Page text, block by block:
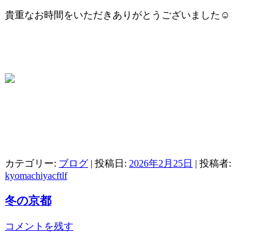
貴重なお時間をいただきありがとうございました☺️
カテゴリー: ブログ | 投稿日: 2026年2月25日 | 投稿者:
kyomachiyacftlf
冬の京都
コメントを残す